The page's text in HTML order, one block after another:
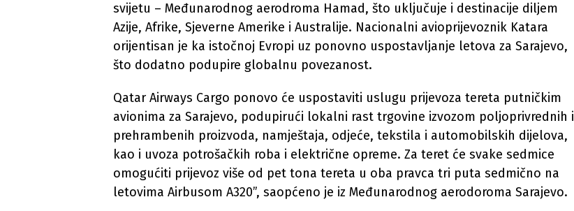
svijetu – Međunarodnog aerodroma Hamad, što uključuje i destinacije diljem
Azije, Afrike, Sjeverne Amerike i Australije. Nacionalni avioprijevoznik Katara
orijentisan je ka istočnoj Evropi uz ponovno uspostavljanje letova za Sarajevo,
što dodatno podupire globalnu povezanost.
Qatar Airways Cargo ponovo će uspostaviti uslugu prijevoza tereta putničkim
avionima za Sarajevo, podupirući lokalni rast trgovine izvozom poljoprivrednih i
prehrambenih proizvoda, namještaja, odjeće, tekstila i automobilskih dijelova,
kao i uvoza potrošačkih roba i električne opreme. Za teret će svake sedmice
omogućiti prijevoz više od pet tona tereta u oba pravca tri puta sedmično na
letovima Airbusom A320”, saopćeno je iz Međunarodnog aerodoroma Sarajevo.